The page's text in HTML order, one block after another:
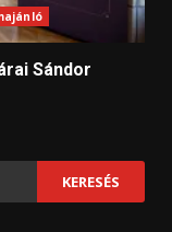
Sándor